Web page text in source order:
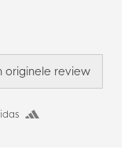
originele review